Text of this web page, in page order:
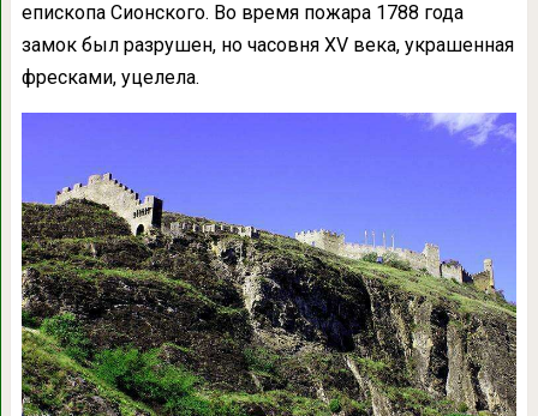
епископа Сионского. Во время пожара 1788 года
замок был разрушен, но часовня XV века, украшенная
фресками, уцелела.